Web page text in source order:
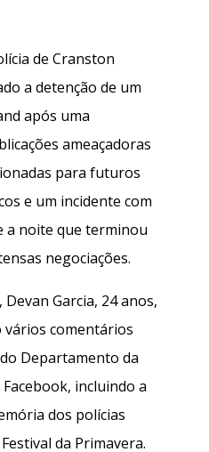
de Cranston
a detenção de um
após uma
ameaçadoras
para futuros
e um incidente com
a noite que terminou
negociações.
Garcia, 24 anos,
comentários
Departamento da
incluindo a
dos polícias
da Primavera.